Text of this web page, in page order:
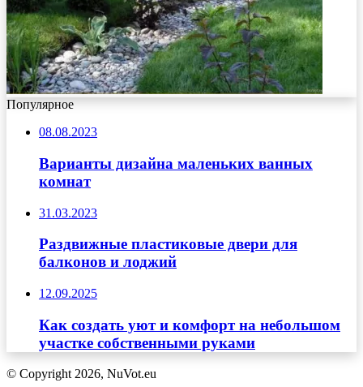
Популярное
08.08.2023
Варианты дизайна маленьких ванных
комнат
31.03.2023
Раздвижные пластиковые двери для
балконов и лоджий
12.09.2025
Как создать уют и комфорт на небольшом
участке собственными руками
© Copyright 2026, NuVot.eu